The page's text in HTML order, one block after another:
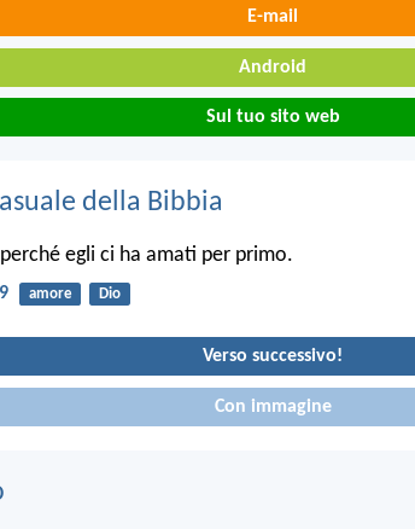
E-mail
Android
Sul tuo sito web
della Bibbia
egli ci ha amati per primo.
amore Dio
Verso successivo!
Con immagine